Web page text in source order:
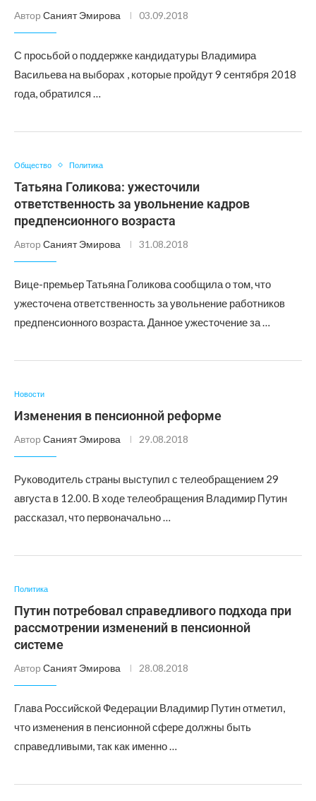
Автор Саният Эмирова 03.09.2018
С просьбой о поддержке кандидатуры Владимира
Васильева на выборах , которые пройдут 9 сентября 2018
года, обратился …
Общество Политика
Татьяна Голикова: ужесточили
ответственность за увольнение кадров
предпенсионного возраста
Автор Саният Эмирова 31.08.2018
Вице-премьер Татьяна Голикова сообщила о том, что
ужесточена ответственность за увольнение работников
предпенсионного возраста. Данное ужесточение за …
Новости
Изменения в пенсионной реформе
Автор Саният Эмирова 29.08.2018
Руководитель страны выступил с телеобращением 29
августа в 12.00. В ходе телеобращения Владимир Путин
рассказал, что первоначально …
Политика
Путин потребовал справедливого подхода при
рассмотрении изменений в пенсионной
системе
Автор Саният Эмирова 28.08.2018
Глава Российской Федерации Владимир Путин отметил,
что изменения в пенсионной сфере должны быть
справедливыми, так как именно …